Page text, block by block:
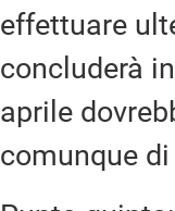
effettuare
concluderà
aprile
comunque